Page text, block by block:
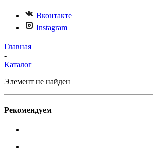
Вконтакте
Instagram
Главная
-
Каталог
Элемент не найден
Рекомендуем